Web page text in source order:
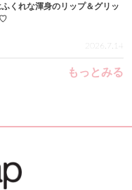
くれな渾身のリップ＆グリッ
♡
2026.7.14
もっとみる